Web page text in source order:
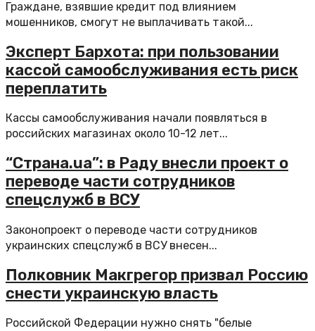
Граждане, взявшие кредит под влиянием
мошенников, смогут не выплачивать такой...
Эксперт Бархота: при пользовании
кассой самообслуживания есть риск
переплатить
Кассы самообслуживания начали появляться в
российских магазинах около 10-12 лет...
“Страна.ua”: в Раду внесли проект о
переводе части сотрудников
спецслужб в ВСУ
Законопроект о переводе части сотрудников
украинских спецслужб в ВСУ внесен...
Полковник Макгрегор призвал Россию
снести украинскую власть
Российской Федерации нужно снять "белые